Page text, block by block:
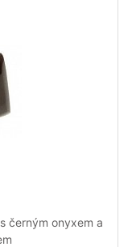
černým onyxem a